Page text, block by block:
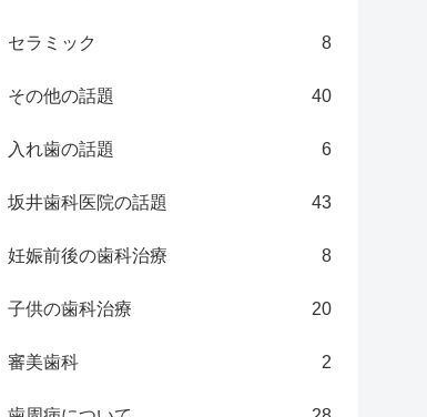
セラミック 8
その他の話題 40
入れ歯の話題 6
坂井歯科医院の話題 43
妊娠前後の歯科治療 8
子供の歯科治療 20
審美歯科 2